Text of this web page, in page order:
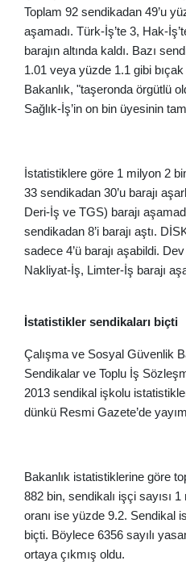
Toplam 92 sendikadan 49’u
aşamadı. Türk-İş’te 3, Hak-
barajın altında kaldı. Bazı
1.01 veya yüzde 1.1 gibi bıçak
Bakanlık, "taşeronda örgütlü
Sağlık-İş’in on bin üyesinin
İstatistiklere göre 1 milyon 2
33 sendikadan 30’u barajı
Deri-İş ve TGS) barajı
sendikadan 8’i barajı aştı.
sadece 4’ü barajı aşabildi.
Nakliyat-İş, Limter-İş barajı
İstatistikler sendikaları biçti
Çalışma ve Sosyal Güvenlik
Sendikalar ve Toplu İş
2013 sendikal işkolu
dünkü Resmi Gazete’de
Bakanlık istatistiklerine göre
882 bin, sendikalı işçi sayısı
oranı ise yüzde 9.2. Sendikal
biçti. Böylece 6356 sayılı
ortaya çıkmış oldu.